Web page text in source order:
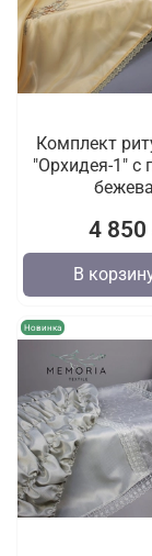
Комплект
"Орхидея-1" с
4
В
Новинка